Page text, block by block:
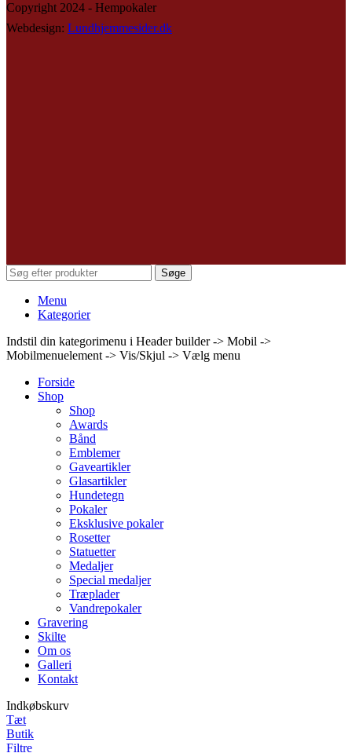
Copyright 2024 - Hempokaler
Webdesign: Lundhjemmesider.dk
Søge
Menu
Kategorier
Indstil din kategorimenu i Header builder -> Mobil ->
Mobilmenuelement -> Vis/Skjul -> Vælg menu
Forside
Shop
Shop
Awards
Bånd
Emblemer
Gaveartikler
Glasartikler
Hundetegn
Pokaler
Eksklusive pokaler
Rosetter
Statuetter
Medaljer
Special medaljer
Træplader
Vandrepokaler
Gravering
Skilte
Om os
Galleri
Kontakt
Indkøbskurv
Tæt
Butik
Filtre